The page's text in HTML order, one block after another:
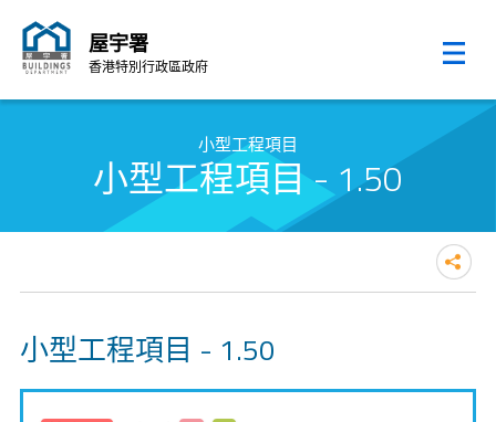
屋宇署
香港特別行政區政府
小型工程項目
小型工程項目 - 1.50
小型工程項目 - 1.50